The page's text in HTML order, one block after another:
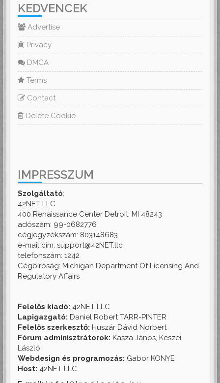
KEDVENCEK
Advertise
Privacy
DMCA
Terms
Contact
Delete Cookie
IMPRESSZUM
Szolgáltató:
42NET LLC
400 Renaissance Center Detroit, MI 48243
adószám: 99-0682776
cégjegyzékszám: 803148683
e-mail cím: support@42NET.llc
telefonszám: 1242
Cégbíróság: Michigan Department Of Licensing And
Regulatory Affairs
Felelős kiadó: 42NET LLC
Lapigazgató: Daniel Robert TARR-PINTER
Felelős szerkesztő: Huszár Dávid Norbert
Fórum adminisztrátorok: Kasza János, Keszei
László
Webdesign és programozás: Gabor KONYE
Host: 42NET LLC